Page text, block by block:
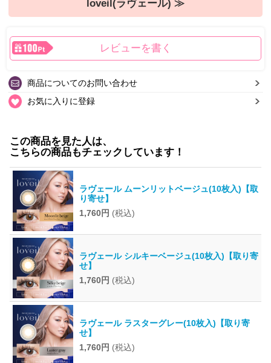
loveil(ラヴェール) ≫
レビューを書く
商品についてのお問い合わせ
お気に入りに登録
この商品を見た人は、
こちらの商品もチェックしています！
ラヴェール ムーンリットベージュ(10枚入)【取
り寄せ】
1,760円 (税込)
ラヴェール シルキーベージュ(10枚入)【取り寄
せ】
1,760円 (税込)
ラヴェール ラスターグレー(10枚入)【取り寄
せ】
1,760円 (税込)